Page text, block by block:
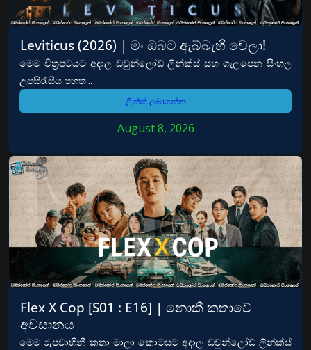
Leviticus (2026) | මං ඔබට ඇබ්බැහි වෙලා!
මෙම චිත්‍රපටයට අදාල ඩවුන්ලෝඩ් ලින්ක්ස් සහ ගැලපෙන සිංහල
උපසිරැසිය පහත...
ලින්ක් ලබාගන්න
August 8, 2026
Flex X Cop [S01 : E16] | නොකී කතාවේ
අවසානය
මෙම රුපවාහිනී කතා මාලා කොටසට අදාල ඩවුන්ලෝඩ් ලින්ක්ස්